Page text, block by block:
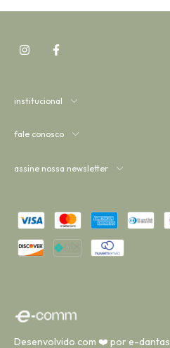
institucional
fale conosco
assine nossa newsletter
Desenvolvido com ❤️ por e-dantas